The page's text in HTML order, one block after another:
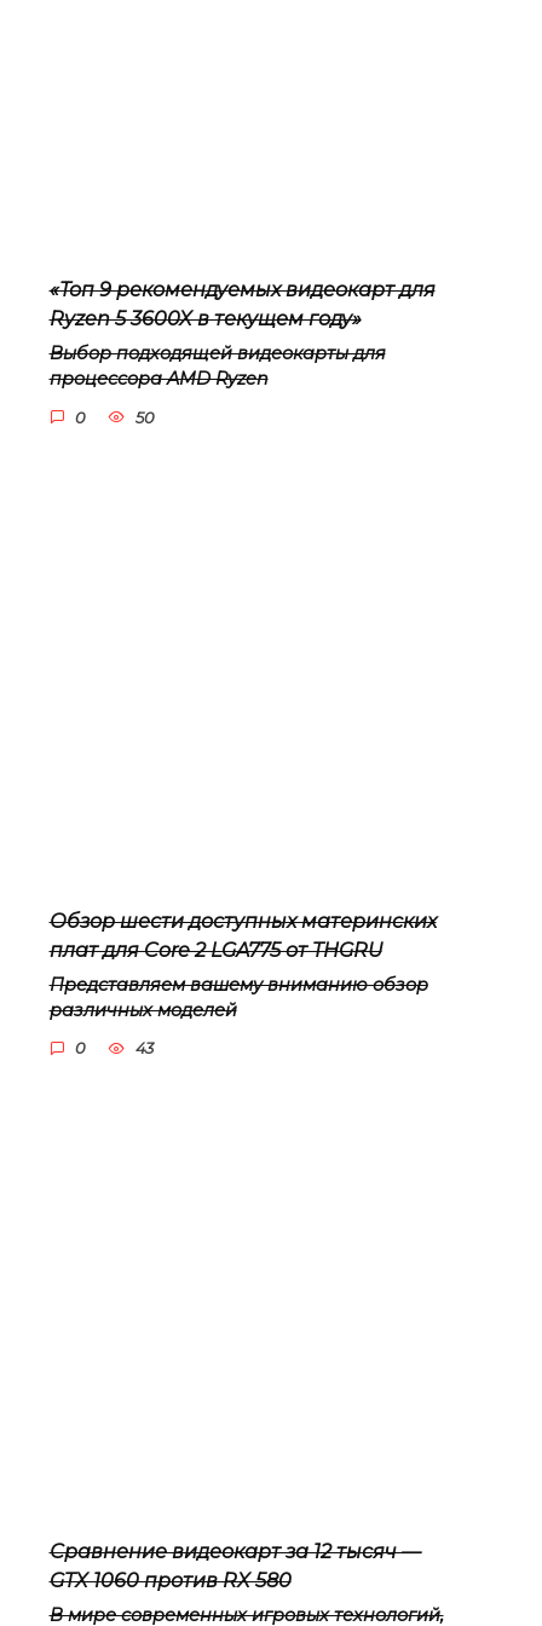
«Топ 9 рекомендуемых видеокарт для
Ryzen 5 3600X в текущем году»
Выбор подходящей видеокарты для
процессора AMD Ryzen
0 50
Обзор шести доступных материнских
плат для Core 2 LGA775 от THGRU
Представляем вашему вниманию обзор
различных моделей
0 43
Сравнение видеокарт за 12 тысяч —
GTX 1060 против RX 580
В мире современных игровых технологий,